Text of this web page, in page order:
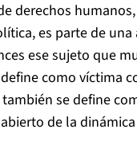
derechos
es parte de una
ese sujeto que
como víctima
se define
de la